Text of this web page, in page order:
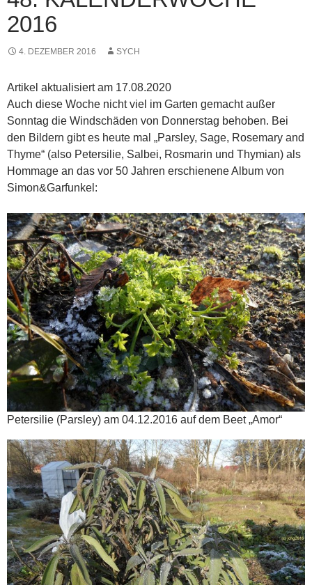
2016
4. DEZEMBER 2016 SYCH
Artikel aktualisiert am 17.08.2020
Auch diese Woche nicht viel im Garten gemacht außer
Sonntag die Windschäden von Donnerstag behoben. Bei
den Bildern gibt es heute mal „Parsley, Sage, Rosemary and
Thyme“ (also Petersilie, Salbei, Rosmarin und Thymian) als
Hommage an das vor 50 Jahren erschienene Album von
Simon&Garfunkel:
Petersilie (Parsley) am 04.12.2016 auf dem Beet „Amor“